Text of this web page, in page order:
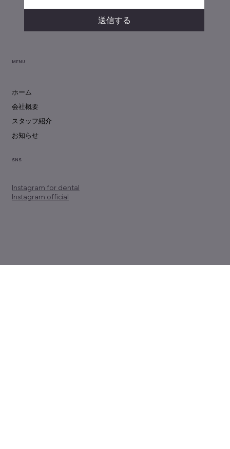
Instagram for dental
Instagram official
SNS
ホーム
会社概要
スタッフ紹介
お知らせ
MENU
送信する